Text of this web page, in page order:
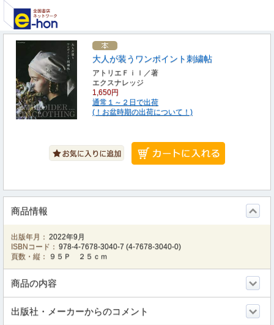
大人が装うワンポイント刺繍帖
アトリエＦｉｌ／著
エクスナレッジ
1,650円
通常１～２日で出荷
(！お盆時期の出荷について！)
商品情報
出版年月： 2022年9月
ISBNコード： 978-4-7678-3040-7 (4-7678-3040-0)
頁数・縦：
９５Ｐ ２５ｃｍ
商品の内容
出版社・メーカーからのコメント